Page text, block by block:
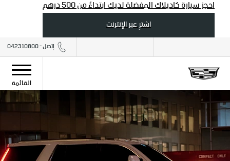
احجز سيارة كاديلاك المفضلة لديك ابتداءً من 500 درهم
اشترِ عبر الإنترنت
إتصل - 042310800
القائمة
2020 إسكاليد